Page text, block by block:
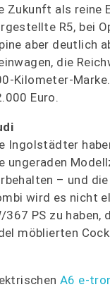
Zukunft als reine
R5, bei
aber deutlich
die
Kilometer-
Euro.
Ingolstädter
ungeraden
– und
wird es nicht
PS zu haben,
möblierten
A6 e-